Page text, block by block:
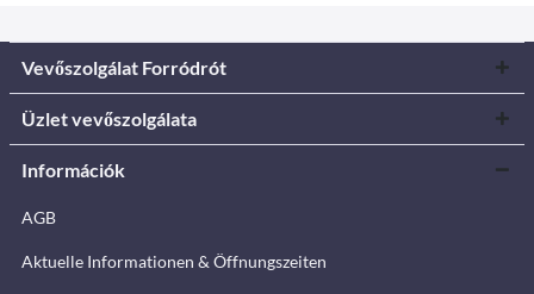
Vevőszolgálat Forródrót
Üzlet vevőszolgálata
Információk
AGB
Aktuelle Informationen & Öffnungszeiten